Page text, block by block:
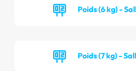
Poids (6 kg) -
Poids (7 kg) -